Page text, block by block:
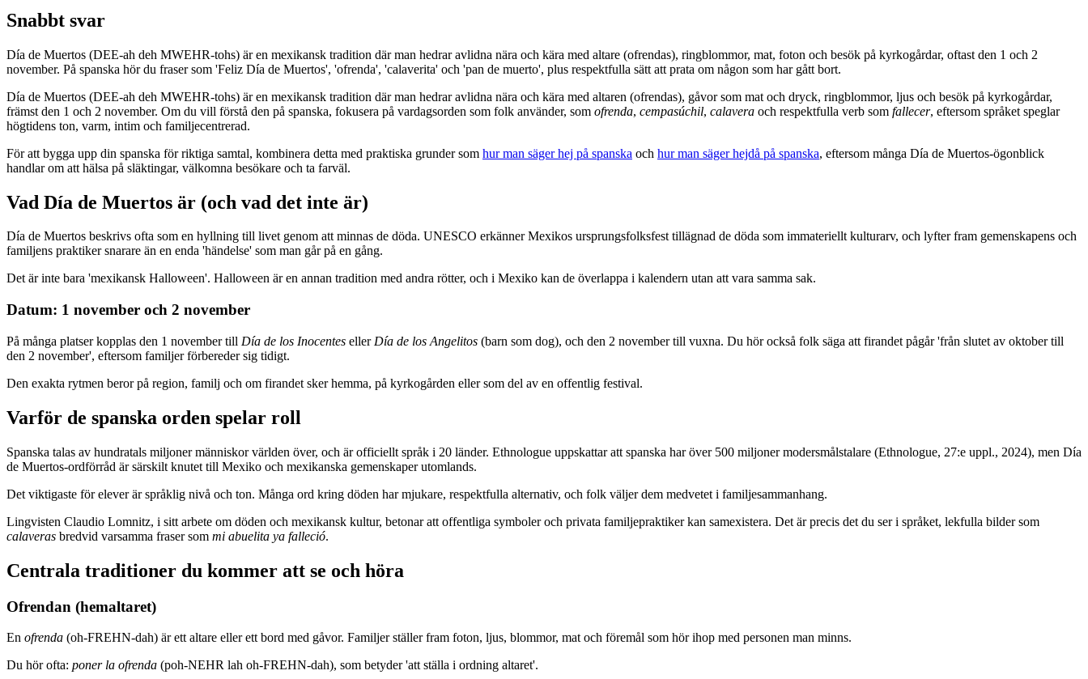
Snabbt svar
Día de Muertos (DEE-ah deh MWEHR-tohs) är en mexikansk tradition där man hedrar avlidna nära och kära med altare (ofrendas), ringblommor, mat, foton och besök på kyrkogårdar, oftast den 1 och 2
november. På spanska hör du fraser som 'Feliz Día de Muertos', 'ofrenda', 'calaverita' och 'pan de muerto', plus respektfulla sätt att prata om någon som har gått bort.
Día de Muertos (DEE-ah deh MWEHR-tohs) är en mexikansk tradition där man hedrar avlidna nära och kära med altaren (ofrendas), gåvor som mat och dryck, ringblommor, ljus och besök på kyrkogårdar,
främst den 1 och 2 november. Om du vill förstå den på spanska, fokusera på vardagsorden som folk använder, som ofrenda, cempasúchil, calavera och respektfulla verb som fallecer, eftersom språket speglar
högtidens ton, varm, intim och familjecentrerad.
För att bygga upp din spanska för riktiga samtal, kombinera detta med praktiska grunder som hur man säger hej på spanska och hur man säger hejdå på spanska, eftersom många Día de Muertos-ögonblick
handlar om att hälsa på släktingar, välkomna besökare och ta farväl.
Vad Día de Muertos är (och vad det inte är)
Día de Muertos beskrivs ofta som en hyllning till livet genom att minnas de döda. UNESCO erkänner Mexikos ursprungsfolksfest tillägnad de döda som immateriellt kulturarv, och lyfter fram gemenskapens och
familjens praktiker snarare än en enda 'händelse' som man går på en gång.
Det är inte bara 'mexikansk Halloween'. Halloween är en annan tradition med andra rötter, och i Mexiko kan de överlappa i kalendern utan att vara samma sak.
Datum: 1 november och 2 november
På många platser kopplas den 1 november till Día de los Inocentes eller Día de los Angelitos (barn som dog), och den 2 november till vuxna. Du hör också folk säga att firandet pågår 'från slutet av oktober till
den 2 november', eftersom familjer förbereder sig tidigt.
Den exakta rytmen beror på region, familj och om firandet sker hemma, på kyrkogården eller som del av en offentlig festival.
Varför de spanska orden spelar roll
Spanska talas av hundratals miljoner människor världen över, och är officiellt språk i 20 länder. Ethnologue uppskattar att spanska har över 500 miljoner modersmålstalare (Ethnologue, 27:e uppl., 2024), men Día
de Muertos-ordförråd är särskilt knutet till Mexiko och mexikanska gemenskaper utomlands.
Det viktigaste för elever är språklig nivå och ton. Många ord kring döden har mjukare, respektfulla alternativ, och folk väljer dem medvetet i familjesammanhang.
Lingvisten Claudio Lomnitz, i sitt arbete om döden och mexikansk kultur, betonar att offentliga symboler och privata familjepraktiker kan samexistera. Det är precis det du ser i språket, lekfulla bilder som
calaveras bredvid varsamma fraser som mi abuelita ya falleció.
Centrala traditioner du kommer att se och höra
Ofrendan (hemaltaret)
En ofrenda (oh-FREHN-dah) är ett altare eller ett bord med gåvor. Familjer ställer fram foton, ljus, blommor, mat och föremål som hör ihop med personen man minns.
Du hör ofta: poner la ofrenda (poh-NEHR lah oh-FREHN-dah), som betyder 'att ställa i ordning altaret'.